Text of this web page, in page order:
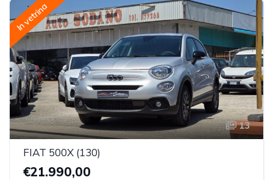
In vetrina
13
FIAT 500X (130)
€21.990,00